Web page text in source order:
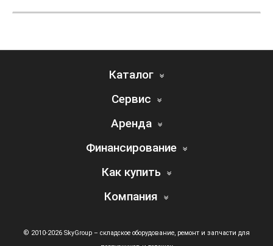
Каталог
Сервис
Аренда
Финансирование
Как купить
Компания
© 2010-2026 SkyGroup – складское оборудование, ремонт и запчасти для